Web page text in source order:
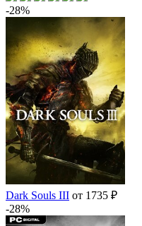
-28%
Dark Souls III от 1735 ₽
-28%